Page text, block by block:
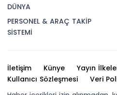
DÜNYA
PERSONEL & ARAÇ TAKİP
SİSTEMİ
İletişim Künye Yayın
Kullanıcı Sözleşmesi
Veri